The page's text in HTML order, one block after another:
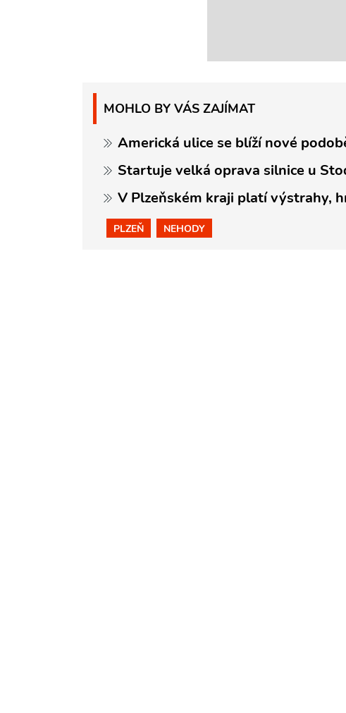
MOHLO BY VÁS ZAJÍMAT
Americká ulice se blíží nové
Startuje velká oprava silnice u
V Plzeňském kraji platí výstrahy,
PLZEŇ NEHODY